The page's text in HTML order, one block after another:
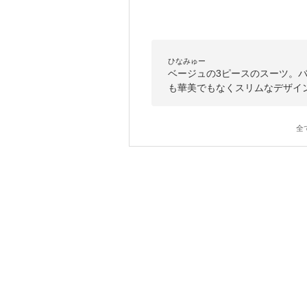
ひなみゅー
ベージュの3ピースのスーツ。
も華美でもなくスリムなデザイ
全